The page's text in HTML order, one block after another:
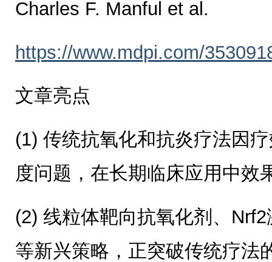
Charles F. Manful et al.
https://www.mdpi.com/
文章亮点
(1) 传统抗氧化和抗炎疗法因
度问题，在长期临床应用中效
(2) 线粒体靶向抗氧化剂、
等新兴策略，正突破传统疗法